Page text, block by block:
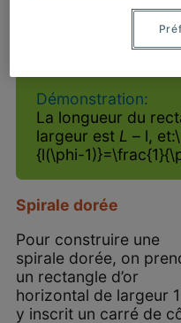
construit sur le
un rectangle d’or.
Démonstration:
La longueur du
largeur est L – l,
{l(\phi-
Spirale dorée
Pour construire une
spirale dorée, on
un rectangle d’or
horizontal de largeur
y inscrit un carré de